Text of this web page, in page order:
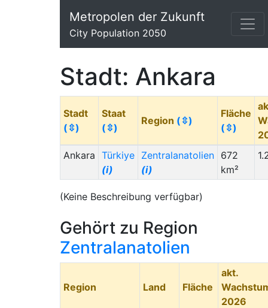
Metropolen der Zukunft
City Population 2050
Stadt: Ankara
Stadt
(⇳)
Staat
(⇳)
Region (⇳)
Fläche
(⇳)
Ankara Türkiye
(i)
Zentralanatolien
(i)
672
km²
(Keine Beschreibung verfügbar)
Gehört zu Region
Zentralanatolien
Region Land Fläche
akt.
2026